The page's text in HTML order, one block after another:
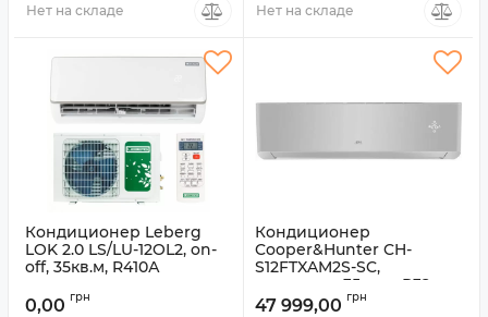
Нет на складе Нет на складе
Кондиционер Leberg
LOK 2.0 LS/LU-12OL2, on-
off, 35кв.м, R410А
0,00 грн
Кондиционер
Cooper&Hunter CH-
S12FTXAM2S-SC,
инвертор, 35кв.м, R32
Артикул: CH-S12FTXAM2S-SC
47 999,00 грн